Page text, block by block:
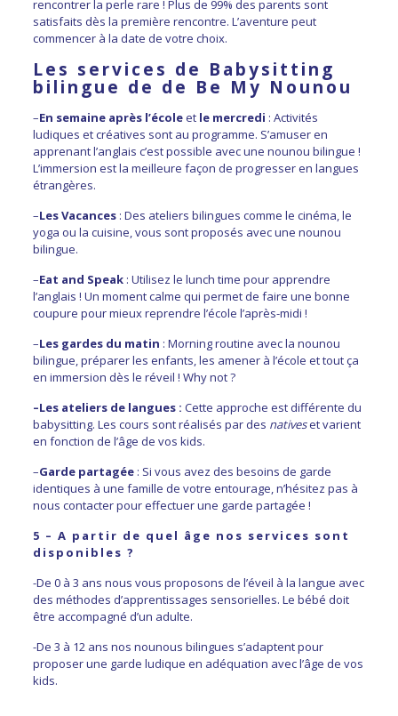
rencontrer la perle rare ! Plus de 99% des parents sont
satisfaits dès la première rencontre. L’aventure peut
commencer à la date de votre choix.
Les services de Babysitting
bilingue de de Be My Nounou
–En semaine après l’écoleet le mercredi : Activités
ludiques et créatives sont au programme. S’amuser en
apprenant l’anglais c’est possible avec une nounou bilingue !
L’immersion est la meilleure façon de progresser en langues
étrangères.
–Les Vacances: Des ateliers bilingues comme le cinéma, le
yoga ou la cuisine, vous sont proposés avec une nounou
bilingue.
–Eat and Speak: Utilisez le lunch time pour apprendre
l’anglais ! Un moment calme qui permet de faire une bonne
coupure pour mieux reprendre l’école l’après-midi !
–Les gardes du matin : Morning routine avec la nounou
bilingue, préparer les enfants, les amener à l’école et tout ça
en immersion dès le réveil ! Why not ?
–Les ateliers de langues: Cette approche est différente du
babysitting. Les cours sont réalisés par des nativeset varient
en fonction de l’âge de vos kids.
–Garde partagée : Si vous avez des besoins de garde
identiques à une famille de votre entourage, n’hésitez pas à
nous contacter pour effectuer une garde partagée !
5 – A partir de quel âge nos services sont
disponibles ?
-De 0 à 3 ans nous vous proposons de l’éveil à la langue avec
des méthodes d’apprentissages sensorielles. Le bébé doit
être accompagné d’un adulte.
-De 3 à 12 ans nos nounous bilingues s’adaptent pour
proposer une garde ludique en adéquation avec l’âge de vos
kids.